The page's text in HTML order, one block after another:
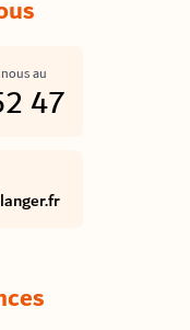
au
47